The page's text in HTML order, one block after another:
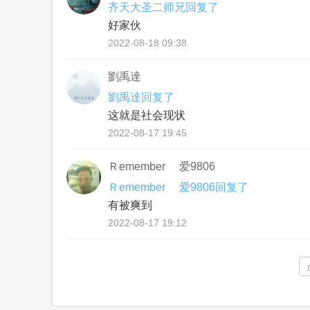
齐天大圣二师兄回复了
好家伙
2022-08-18 09:38
劉禹達
劉禹達回复了
这就是社会现状
2022-08-17 19:45
Ｒememberゝ 爱9806
Ｒememberゝ 爱9806回复了
有被爽到
2022-08-17 19:12